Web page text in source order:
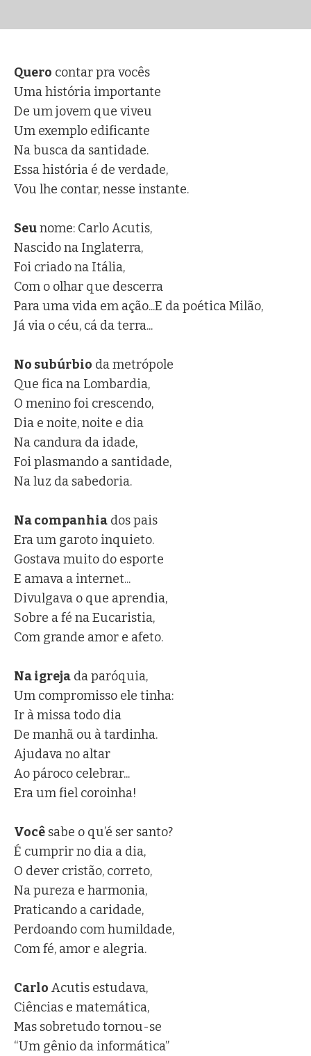
Quero contar pra vocês
Uma história importante
De um jovem que viveu
Um exemplo edificante
Na busca da santidade.
Essa história é de verdade,
Vou lhe contar, nesse instante.
Seunome: Carlo Acutis,
Nascido na Inglaterra,
Foi criado na Itália,
Com o olhar que descerra
Para uma vida em ação...E da poética Milão,
Já via o céu, cá da terra...
No subúrbio da metrópole
Que fica na Lombardia,
O menino foi crescendo,
Dia e noite, noite e dia
Na candura da idade,
Foi plasmando a santidade,
Na luz da sabedoria.
Na companhia dos pais
Era um garoto inquieto.
Gostava muito do esporte
E amava a internet...
Divulgava o que aprendia,
Sobre a fé na Eucaristia,
Com grande amor e afeto.
Na igreja da paróquia,
Um compromisso ele tinha:
Ir à missa todo dia
De manhã ou à tardinha.
Ajudava no altar
Ao pároco celebrar...
Era um fiel coroinha!
Você sabe o qu’é ser santo?
É cumprir no dia a dia,
O dever cristão, correto,
Na pureza e harmonia,
Praticando a caridade,
Perdoando com humildade,
Com fé, amor e alegria.
Carlo Acutis estudava,
Ciências e matemática,
Mas sobretudo tornou-se
“Um gênio da informática”